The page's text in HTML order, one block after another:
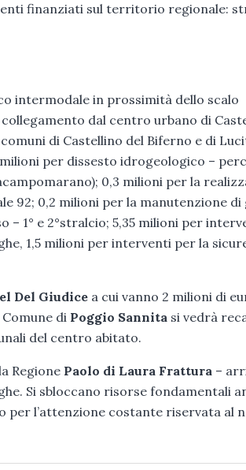
finanziati sul territorio regionale:
intermodale in prossimità dello scalo
dal centro urbano di
di Castellino del Biferno e di
per dissesto idrogeologico –
0,3 milioni per la
92; 0,2 milioni per la manutenzione
– 1° e 2°stralcio; 5,35 milioni per
1,5 milioni per interventi per la
Del Giudice a cui vanno 2 milioni di
di Poggio Sannita si vedrà
del centro abitato.
Regione Paolo di Laura Frattura –
Si sbloccano risorse fondamentali
per l’attenzione costante riservata al